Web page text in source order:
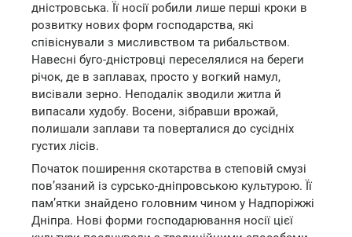
дністровська. Її носії робили лише перші кроки в
розвитку нових форм господарства, які
співіснували з мисливством та рибальством.
Навесні буго-дністровці переселялися на береги
річок, де в заплавах, просто у вогкий намул,
висівали зерно. Неподалік зводили житла й
випасали худобу. Восени, зібравши врожай,
полишали заплави та поверталися до сусідніх
густих лісів.
Початок поширення скотарства в степовій смузі
пов’язаний із сурсько-дніпровською культурою. Її
пам’ятки знайдено головним чином у Надпоріжжі
Дніпра. Нові форми господарювання носії цієї